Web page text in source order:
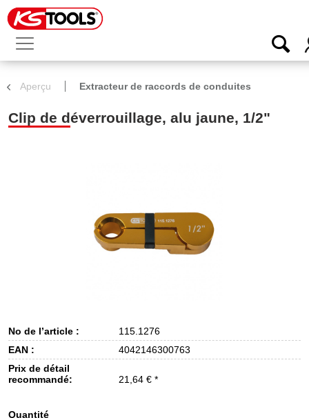
Aperçu Extracteur de raccords de conduites
Clip de déverrouillage, alu jaune, 1/2"
No de l’article :
115.1276
EAN :
4042146300763
Prix de détail
recommandé:
21,64 € *
Quantité